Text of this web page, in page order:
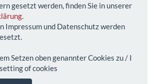
gesetzt werden, finden Sie in unserer
.
Impressum und Datenschutz werden
Setzen oben genannter Cookies zu / I
of cookies